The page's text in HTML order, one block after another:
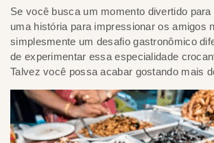
Se você busca um momento divertido para
uma história para impressionar os amigos
simplesmente um desafio gastronômico
de experimentar essa especialidade
Talvez você possa acabar gostando mais